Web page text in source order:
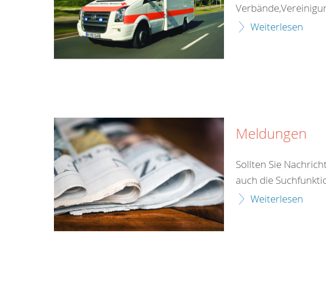
Weiterlesen
Meldungen
Sollten Sie
auch die
Weiterlesen